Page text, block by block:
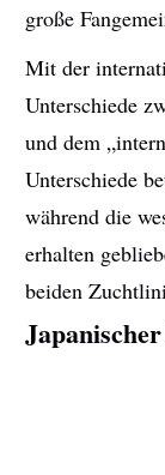
große
Mit der
Unterschiede
und dem
Unterschiede
während die
erhalten
beiden